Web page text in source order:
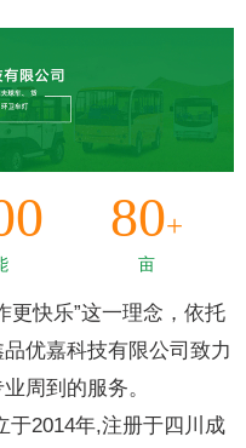
80+
亩
更快乐”这一理念，依托
优嘉科技有限公司致力
周到的服务。
于2014年,注册于四川成